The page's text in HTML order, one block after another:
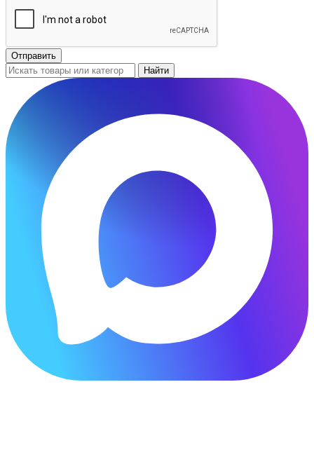
Отправить
Найти